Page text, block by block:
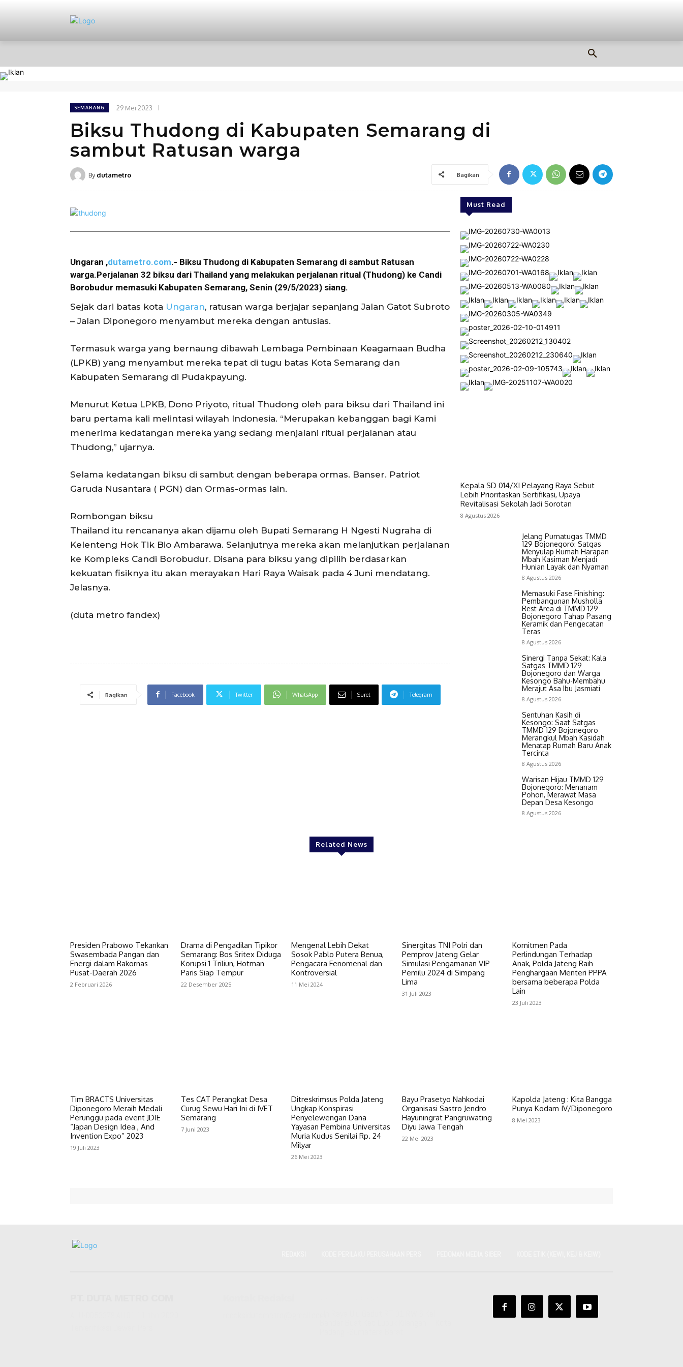
SEMARANG 29 Mei 2023
Biksu Thudong di Kabupaten Semarang di
sambut Ratusan warga
By dutametro Bagikan
Ungaran ,dutametro.com.- Biksu Thudong di Kabupaten Semarang di sambut Ratusan
warga.Perjalanan 32 biksu dari Thailand yang melakukan perjalanan ritual (Thudong) ke Candi
Borobudur memasuki Kabupaten Semarang, Senin (29/5/2023) siang.
Sejak dari batas kota Ungaran, ratusan warga berjajar sepanjang Jalan Gatot Subroto
– Jalan Diponegoro menyambut mereka dengan antusias.
Termasuk warga yang bernaung dibawah Lembaga Pembinaan Keagamaan Budha
(LPKB) yang menyambut mereka tepat di tugu batas Kota Semarang dan
Kabupaten Semarang di Pudakpayung.
Menurut Ketua LPKB, Dono Priyoto, ritual Thudong oleh para biksu dari Thailand ini
baru pertama kali melintasi wilayah Indonesia. “Merupakan kebanggan bagi Kami
menerima kedatangan mereka yang sedang menjalani ritual perjalanan atau
Thudong,” ujarnya.
Selama kedatangan biksu di sambut dengan beberapa ormas. Banser. Patriot
Garuda Nusantara ( PGN) dan Ormas-ormas lain.
Rombongan biksu
Thailand itu rencananya akan dijamu oleh Bupati Semarang H Ngesti Nugraha di
Kelenteng Hok Tik Bio Ambarawa. Selanjutnya mereka akan melanjutkan perjalanan
ke Kompleks Candi Borobudur. Disana para biksu yang dipilih berdasarkan
kekuatan fisiknya itu akan merayakan Hari Raya Waisak pada 4 Juni mendatang.
Jelasnya.
(duta metro fandex)
Bagikan Facebook Twitter WhatsApp Surel Telegram
Must Read
Kepala SD 014/XI Pelayang Raya Sebut
Lebih Prioritaskan Sertifikasi, Upaya
Revitalisasi Sekolah Jadi Sorotan
8 Agustus 2026
Jelang Purnatugas TMMD
129 Bojonegoro: Satgas
Menyulap Rumah Harapan
Mbah Kasiman Menjadi
Hunian Layak dan Nyaman
8 Agustus 2026
Memasuki Fase Finishing:
Pembangunan Musholla
Rest Area di TMMD 129
Bojonegoro Tahap Pasang
Keramik dan Pengecatan
Teras
8 Agustus 2026
Sinergi Tanpa Sekat: Kala
Satgas TMMD 129
Bojonegoro dan Warga
Kesongo Bahu-Membahu
Merajut Asa Ibu Jasmiati
8 Agustus 2026
Sentuhan Kasih di
Kesongo: Saat Satgas
TMMD 129 Bojonegoro
Merangkul Mbah Kasidah
Menatap Rumah Baru Anak
Tercinta
8 Agustus 2026
Warisan Hijau TMMD 129
Bojonegoro: Menanam
Pohon, Merawat Masa
Depan Desa Kesongo
8 Agustus 2026
Related News
Presiden Prabowo Tekankan
Swasembada Pangan dan
Energi dalam Rakornas
Pusat-Daerah 2026
2 Februari 2026
Drama di Pengadilan Tipikor
Semarang: Bos Sritex Diduga
Korupsi 1 Triliun, Hotman
Paris Siap Tempur
22 Desember 2025
Mengenal Lebih Dekat
Sosok Pablo Putera Benua,
Pengacara Fenomenal dan
Kontroversial
11 Mei 2024
Sinergitas TNI Polri dan
Pemprov Jateng Gelar
Simulasi Pengamanan VIP
Pemilu 2024 di Simpang
Lima
31 Juli 2023
Komitmen Pada
Perlindungan Terhadap
Anak, Polda Jateng Raih
Penghargaan Menteri PPPA
bersama beberapa Polda
Lain
23 Juli 2023
Tim BRACTS Universitas
Diponegoro Meraih Medali
Perunggu pada event JDIE
“Japan Design Idea , And
Invention Expo” 2023
19 Juli 2023
Tes CAT Perangkat Desa
Curug Sewu Hari Ini di IVET
Semarang
7 Juni 2023
Ditreskrimsus Polda Jateng
Ungkap Konspirasi
Penyelewengan Dana
Yayasan Pembina Universitas
Muria Kudus Senilai Rp. 24
Milyar
26 Mei 2023
Bayu Prasetyo Nahkodai
Organisasi Sastro Jendro
Hayuningrat Pangruwating
Diyu Jawa Tengah
22 Mei 2023
Kapolda Jateng : Kita Bangga
Punya Kodam IV/Diponegoro
8 Mei 2023